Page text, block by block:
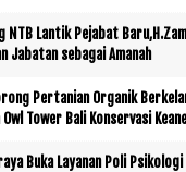
NTB Lantik Pejabat
Jabatan sebagai Amanah
Pertanian Organik
Owl Tower Bali Konservasi
Buka Layanan Poli